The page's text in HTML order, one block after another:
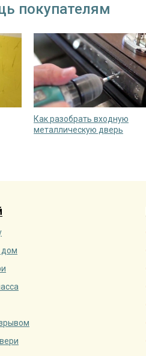
покупателям
Как разобрать входную
металлическую дверь
дом